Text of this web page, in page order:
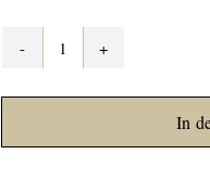
Schlangenkette
mm
In